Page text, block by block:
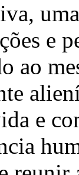
e
ao
e